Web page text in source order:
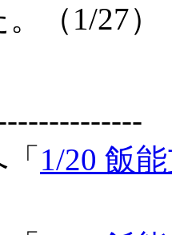
（1/27）
1/20 飯